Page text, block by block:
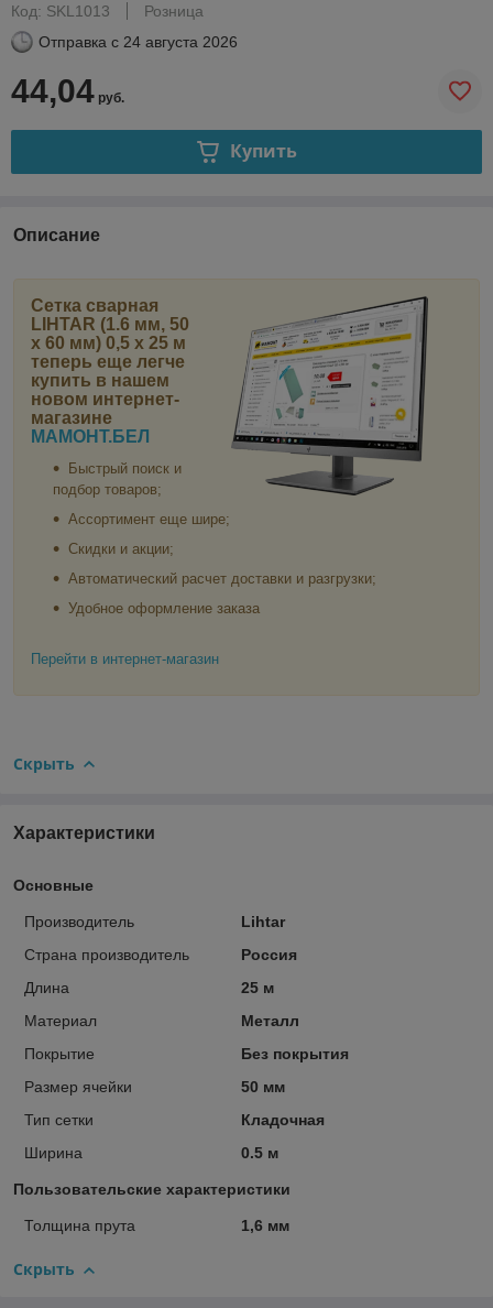
Код: SKL1013
Розница
Отправка с 24 августа 2026
44,04 руб.
Купить
Описание
Сетка сварная
LIHTAR (1.6 мм, 50
x 60 мм) 0,5 x 25 м
теперь еще легче
купить в нашем
новом интернет-
магазине
МАМОНТ.БЕЛ
Быстрый поиск и
подбор товаров;
Ассортимент еще шире;
Скидки и акции;
Автоматический расчет доставки и разгрузки;
Удобное оформление заказа
Перейти в интернет-магазин
Скрыть
Характеристики
Основные
Производитель
Lihtar
Страна производитель
Россия
Длина
25 м
Материал
Металл
Покрытие
Без покрытия
Размер ячейки
50 мм
Тип сетки
Кладочная
Ширина
0.5 м
Пользовательские характеристики
Толщина прута 1,6 мм
Скрыть